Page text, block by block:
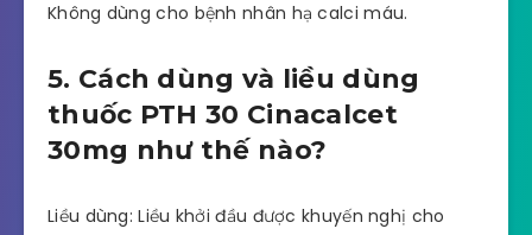
Không dùng cho bệnh nhân hạ calci máu.
5. Cách dùng và liều dùng
thuốc PTH 30 Cinacalcet
30mg như thế nào?
Liều dùng: Liều khởi đầu được khuyến nghị cho